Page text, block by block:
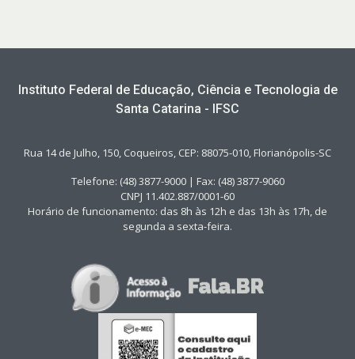
Instituto Federal de Educação, Ciência e Tecnologia de
Santa Catarina - IFSC
Rua 14 de Julho, 150, Coqueiros, CEP: 88075-010, Florianópolis-SC
Telefone: (48) 3877-9000 | Fax: (48) 3877-9060
CNPJ 11.402.887/0001-60
Horário de funcionamento: das 8h às 12h e das 13h às 17h, de
segunda a sexta-feira.